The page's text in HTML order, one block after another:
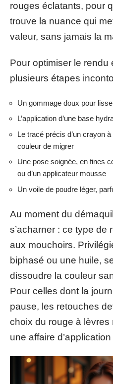
rouges éclatants, pour
trouve la nuance qui
valeur, sans jamais la
Pour optimiser le rendu
plusieurs étapes
Un gommage doux pour
L’application d’une base
Le tracé précis d’un crayon
couleur de migrer
Une pose soignée, en fines
ou d’un applicateur mousse
Un voile de poudre léger,
Au moment du
s’acharner : ce type de
aux mouchoirs.
biphasé ou une huile,
dissoudre la couleur
Pour celles dont la
pause, les retouches
choix du rouge à lèvres
une affaire